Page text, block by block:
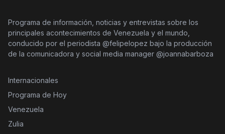
Programa de información, noticias y entrevistas sobre los
principales acontecimientos de Venezuela y el mundo,
conducido por el periodista @felipelopez bajo la producción
de la comunicadora y social media manager @joannabarboza
Internacionales
Programa de Hoy
Venezuela
Zulia